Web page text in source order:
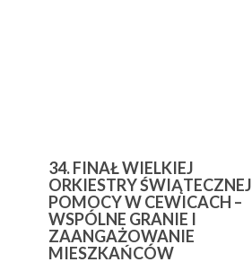
34. FINAŁ WIELKIEJ
ORKIESTRY ŚWIĄTECZNEJ
POMOCY W CEWICACH –
WSPÓLNE GRANIE I
ZAANGAŻOWANIE
MIESZKAŃCÓW